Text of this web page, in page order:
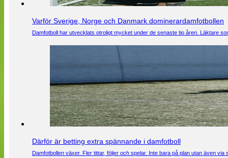
Varför Sverige, Norge och Danmark dominerardamfotbollen
Damfotboll har utvecklats otroligt mycket under de senaste tio åren. Läktare
Därför är betting extra spännande i damfotboll
Damfotbollen växer. Fler tittar, följer och spelar. Inte bara på plan utan även